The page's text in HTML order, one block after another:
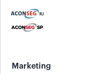
Marketing